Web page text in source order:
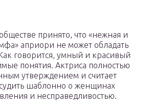
принято, что «нежная и
априори не может обладать
говорится, умный и красивый
понятия. Актриса полностью
утверждением и считает
шаблонно о женщинах
и несправедливостью.